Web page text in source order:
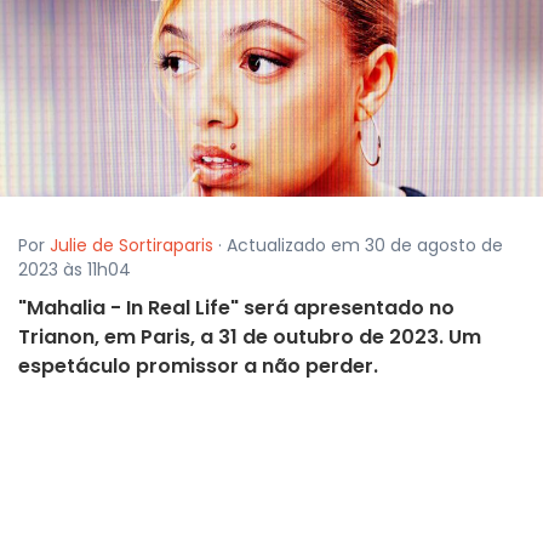
Por Julie de Sortiraparis · Actualizado em 30 de agosto de
2023 às 11h04
"Mahalia - In Real Life" será apresentado no
Trianon, em Paris, a 31 de outubro de 2023. Um
espetáculo promissor a não perder.